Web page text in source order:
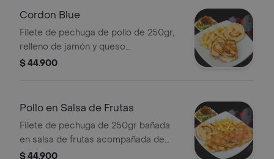
Cordon Blue
Filete de pechuga de pollo de 250gr,
relleno de jamón y queso
acompañado de papa a la francesa,
$ 44.900
Pollo en Salsa de Frutas
Filete de pechuga de 250gr bañada
en salsa de frutas acompañada de
papa a la francesa, ensalada y arepa
$ 44.900